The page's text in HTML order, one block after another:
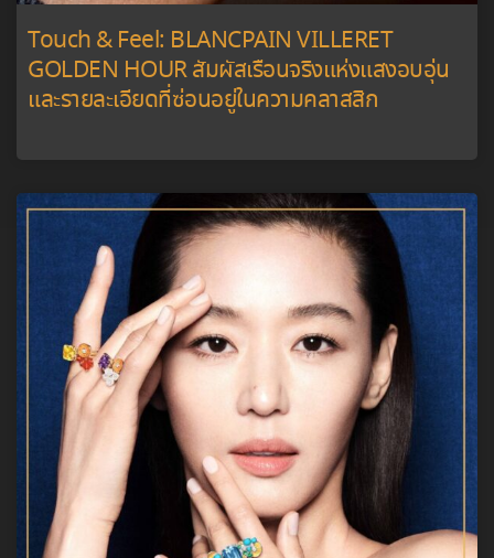
Touch & Feel: BLANCPAIN VILLERET
GOLDEN HOUR สัมผัสเรือนจริงแห่งแสงอบอุ่น
และรายละเอียดที่ซ่อนอยู่ในความคลาสสิก